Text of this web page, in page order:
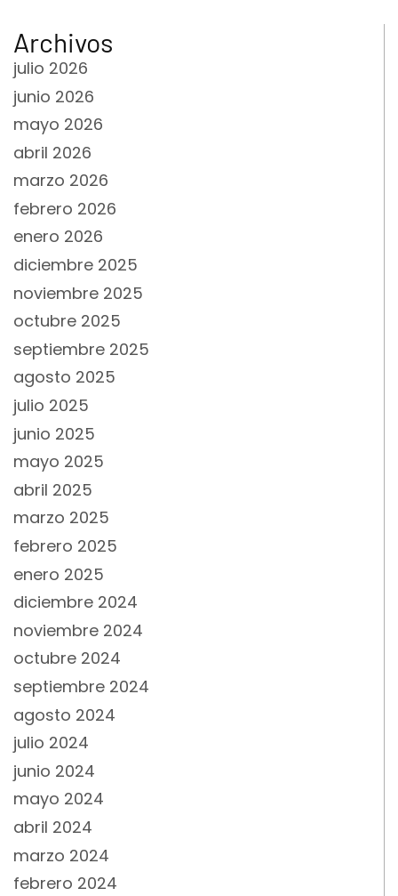
Archivos
julio 2026
junio 2026
mayo 2026
abril 2026
marzo 2026
febrero 2026
enero 2026
diciembre 2025
noviembre 2025
octubre 2025
septiembre 2025
agosto 2025
julio 2025
junio 2025
mayo 2025
abril 2025
marzo 2025
febrero 2025
enero 2025
diciembre 2024
noviembre 2024
octubre 2024
septiembre 2024
agosto 2024
julio 2024
junio 2024
mayo 2024
abril 2024
marzo 2024
febrero 2024